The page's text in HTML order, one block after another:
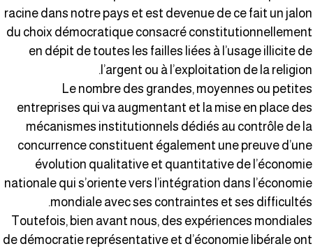
racine dans notre pays et est devenue de ce fait un
du choix démocratique consacré
en dépit de toutes les failles liées à l’usage illicite
l’argent ou à l’exploitation de la
Le nombre des grandes, moyennes ou
entreprises qui va augmentant et la mise en place
mécanismes institutionnels dédiés au contrôle de
concurrence constituent également une preuve
évolution qualitative et quantitative de
nationale qui s’oriente vers l’intégration dans
mondiale avec ses contraintes et ses
Toutefois, bien avant nous, des expériences
de démocratie représentative et d’économie libérale